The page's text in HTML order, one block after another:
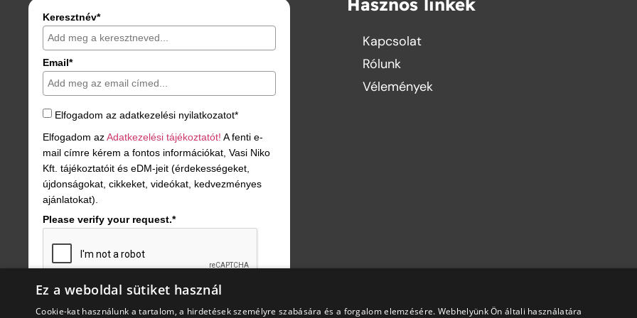
Keresztnév*
Email*
Elfogadom az adatkezelési nyilatkozatot*
Elfogadom azAdatkezelési tájékoztatót! A fenti e-
mail címre kérem a fontos információkat, Vasi Niko
Kft. tájékoztatóit és eDM-jeit (érdekességeket,
újdonságokat, cikkeket, videókat, kedvezményes
ajánlatokat).
Please verify your request.*
JELENTKEZÉS!
Kapcsolat
Rólunk
Vélemények
Ez a weboldal sütiket használ
Cookie-kat használunk a tartalom, a hirdetések személyre szabására és a forgalom elemzésére. Webhelyünk Ön általi használatára